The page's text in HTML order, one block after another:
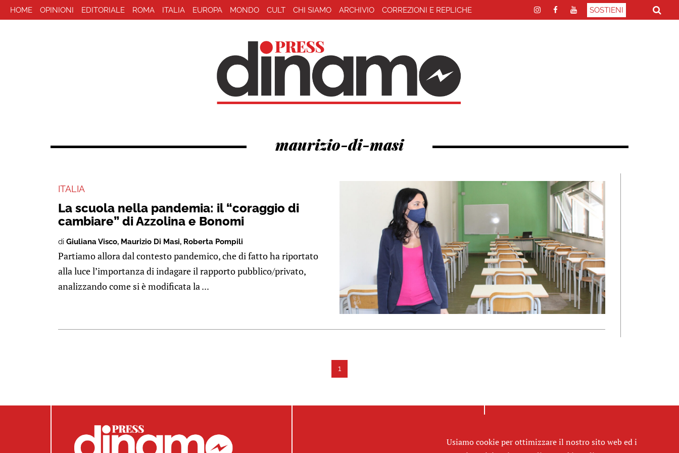
HOME OPINIONI EDITORIALE ROMA ITALIA EUROPA MONDO CULT CHI SIAMO ARCHIVIO CORREZIONI E REPLICHE SOSTIENI
maurizio-di-masi
ITALIA
La scuola nella pandemia: il “coraggio di
cambiare” di Azzolina e Bonomi
di Giuliana Visco, Maurizio Di Masi, Roberta Pompili
Partiamo allora dal contesto pandemico, che di fatto ha riportato
alla luce l’importanza di indagare il rapporto pubblico/privato,
analizzando come si è modificata la ...
1
Usiamo cookie per ottimizzare il nostro sito web ed i